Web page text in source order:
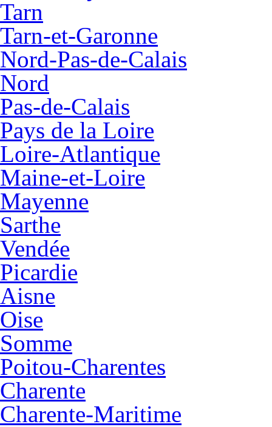
Tarn
Tarn-et-Garonne
Nord-Pas-de-Calais
Nord
Pas-de-Calais
Pays de la Loire
Loire-Atlantique
Maine-et-Loire
Mayenne
Sarthe
Vendée
Picardie
Aisne
Oise
Somme
Poitou-Charentes
Charente
Charente-Maritime